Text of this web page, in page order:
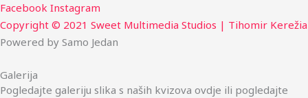
Facebook Instagram
Copyright © 2021 Sweet Multimedia Studios | Tihomir Kerežia
Powered by Samo Jedan
Galerija
Pogledajte galeriju slika s naših kvizova ovdje ili pogledajte